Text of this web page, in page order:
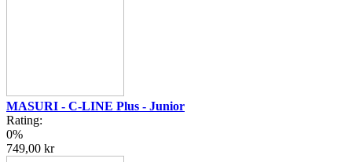
MASURI - C-LINE Plus - Junior
Rating:
0%
749,00 kr